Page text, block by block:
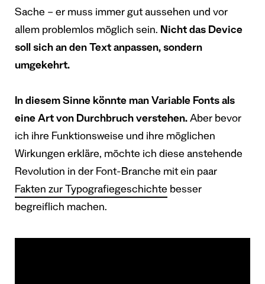
Sache – er muss immer gut aussehen und vor
allem problemlos möglich sein. Nicht das Device
soll sich an den Text anpassen, sondern
umgekehrt.
In diesem Sinne könnte man Variable Fonts als
eine Art von Durchbruch verstehen. Aber bevor
ich ihre Funktionsweise und ihre möglichen
Wirkungen erkläre, möchte ich diese anstehende
Revolution in der Font-Branche mit ein paar
Fakten zur Typografiegeschichte besser
begreiflich machen.